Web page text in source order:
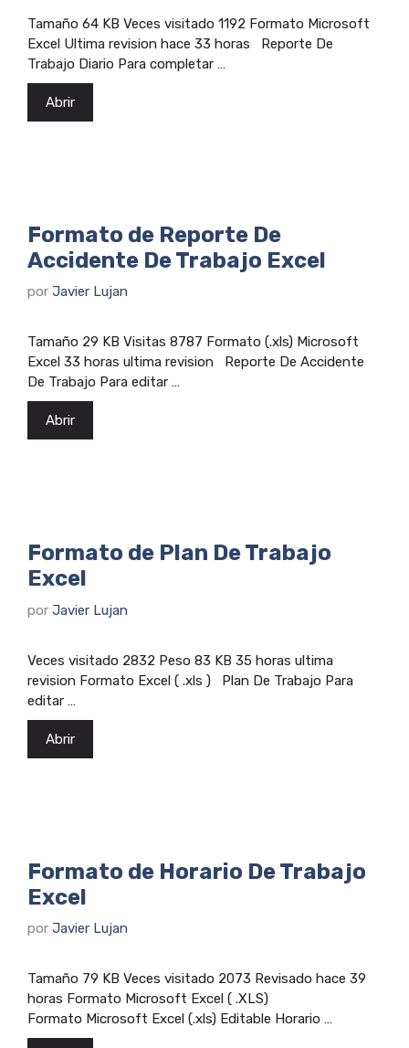
Tamaño 64 KB Veces visitado 1192 Formato Microsoft
Excel Ultima revision hace 33 horas Reporte De
Trabajo Diario Para completar …
Abrir
Formato de Reporte De
Accidente De Trabajo Excel
por Javier Lujan
Tamaño 29 KB Visitas 8787 Formato (.xls) Microsoft
Excel 33 horas ultima revision Reporte De Accidente
De Trabajo Para editar …
Abrir
Formato de Plan De Trabajo
Excel
por Javier Lujan
Veces visitado 2832 Peso 83 KB 35 horas ultima
revision Formato Excel ( .xls ) Plan De Trabajo Para
editar …
Abrir
Formato de Horario De Trabajo
Excel
por Javier Lujan
Tamaño 79 KB Veces visitado 2073 Revisado hace 39
horas Formato Microsoft Excel ( .XLS)
Formato Microsoft Excel (.xls) Editable Horario …